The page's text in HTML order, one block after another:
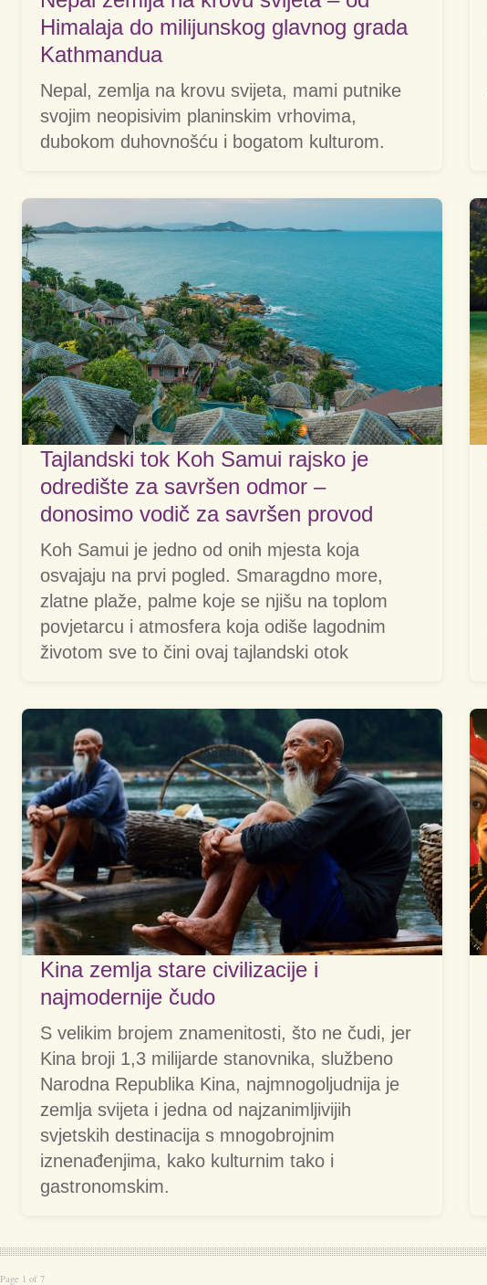
Himalaja do milijunskog glavnog grada
Kathmandua
Nepal, zemlja na krovu svijeta, mami putnike
svojim neopisivim planinskim vrhovima,
dubokom duhovnošću i bogatom kulturom.
Tajlandski tok Koh Samui rajsko je
odredište za savršen odmor –
donosimo vodič za savršen provod
Koh Samui je jedno od onih mjesta koja
osvajaju na prvi pogled. Smaragdno more,
zlatne plaže, palme koje se njišu na toplom
povjetarcu i atmosfera koja odiše lagodnim
životom sve to čini ovaj tajlandski otok
Kina zemlja stare civilizacije i
najmodernije čudo
S velikim brojem znamenitosti, što ne čudi, jer
Kina broji 1,3 milijarde stanovnika, službeno
Narodna Republika Kina, najmnogoljudnija je
zemlja svijeta i jedna od najzanimljivijih
svjetskih destinacija s mnogobrojnim
iznenađenjima, kako kulturnim tako i
gastronomskim.
Page 1 of 7